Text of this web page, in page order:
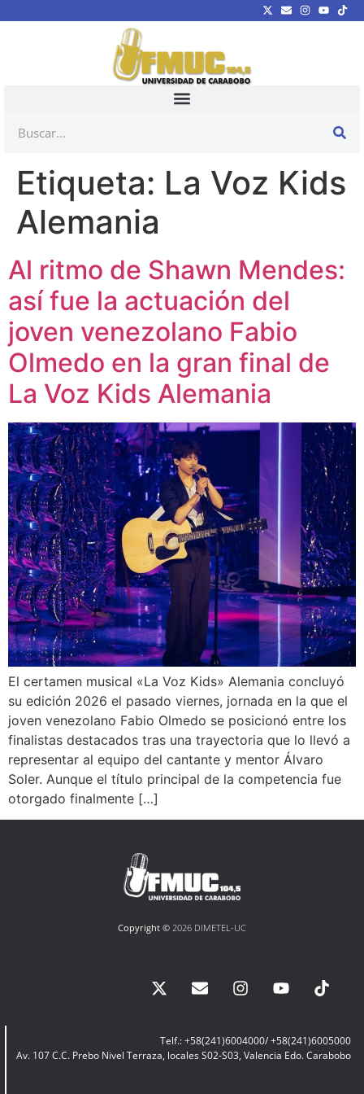
Etiqueta: La Voz Kids
Alemania
Al ritmo de Shawn Mendes:
así fue la actuación del
joven venezolano Fabio
Olmedo en la gran final de
La Voz Kids Alemania
El certamen musical «La Voz Kids» Alemania concluyó
su edición 2026 el pasado viernes, jornada en la que el
joven venezolano Fabio Olmedo se posicionó entre los
finalistas destacados tras una trayectoria que lo llevó a
representar al equipo del cantante y mentor Álvaro
Soler. Aunque el título principal de la competencia fue
otorgado finalmente […]
Copyright © 2026 DIMETEL-UC
Telf.: +58(241)6004000/ +58(241)6005000
Av. 107 C.C. Prebo Nivel Terraza, locales S02-S03, Valencia Edo. Carabobo